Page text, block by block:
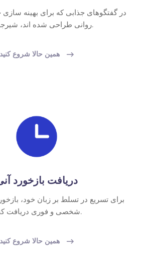
در گفتگوهای جذابی که برای بهینه سازی
روانی طراحی شده اند، شیرجه بزنید.
همین حالا شروع کنید
دریافت بازخورد
برای تسریع در تسلط بر زبان خود،
شخصی و فوری دریافت کنید.
همین حالا شروع کنید